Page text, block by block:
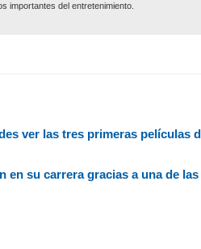
importantes del entretenimiento.
ver las tres primeras películas
en su carrera gracias a una de las